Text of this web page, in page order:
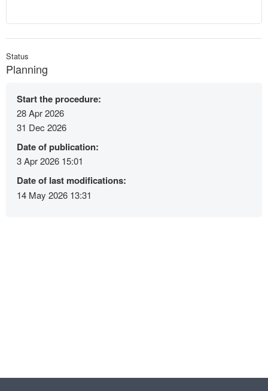
Status
Planning
Start the procedure:
28 Apr 2026
31 Dec 2026
Date of publication:
3 Apr 2026 15:01
Date of last modifications:
14 May 2026 13:31